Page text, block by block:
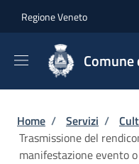
Regione Veneto
Comune
Briciole di
Home / Servizi /
Trasmissione del
manifestazione evento